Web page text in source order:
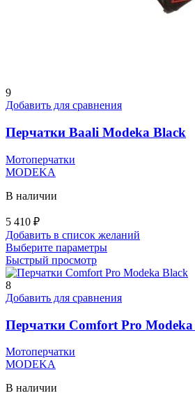
9
Добавить для сравнения
Перчатки Baali Modeka Black
Мотоперчатки
MODEKA
В наличии
5 410 ₽
Добавить в список желаний
Выберите параметрыЭтот
имеет
вариаций.
можно
выбрать
Быстрый просмотр
8
Добавить для сравнения
Перчатки Comfort Pro
Мотоперчатки
MODEKA
В наличии